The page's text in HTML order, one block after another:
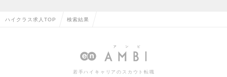
ハイクラス求人TOP 検索結果
若手ハイキャリアのスカウト転職